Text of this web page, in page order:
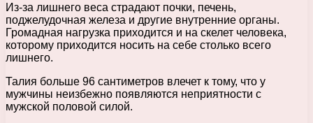
Из-за лишнего веса страдают почки, печень,
поджелудочная железа и другие внутренние органы.
Громадная нагрузка приходится и на скелет человека,
которому приходится носить на себе столько всего
лишнего.
Талия больше 96 сантиметров влечет к тому, что у
мужчины неизбежно появляются неприятности с
мужской половой силой.